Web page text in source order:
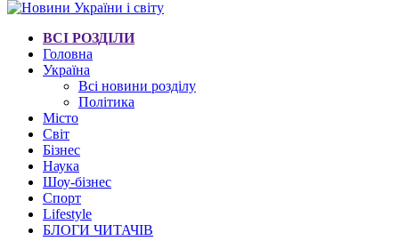
ВСІ РОЗДІЛИ
Головна
Україна
Всі новини розділу
Політика
Місто
Світ
Бізнес
Наука
Шоу-бізнес
Спорт
Lifestyle
БЛОГИ ЧИТАЧІВ